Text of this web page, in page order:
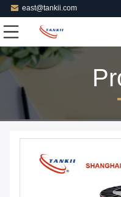
east@tankii.com